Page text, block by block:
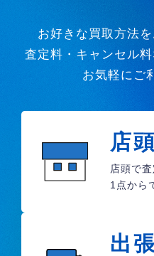
お好きな買取方法
査定料・キャンセル
お気軽にご
店
店頭で
1点から
出